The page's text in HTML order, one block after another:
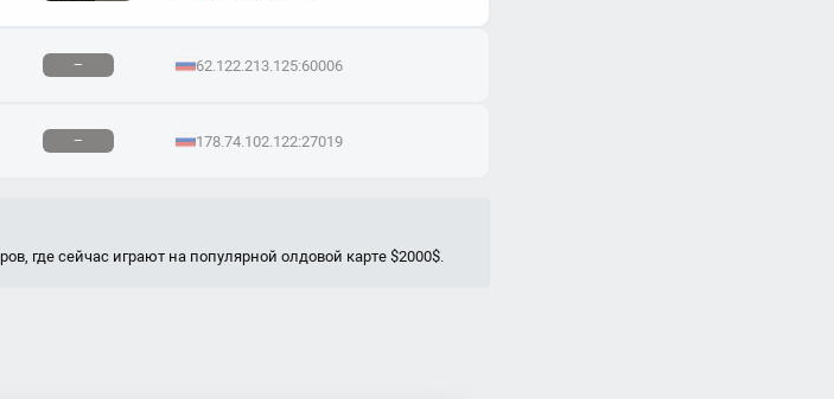
− 62.122.213.125:60006
− 178.74.102.122:27019
где сейчас играют на популярной олдовой карте $2000$.